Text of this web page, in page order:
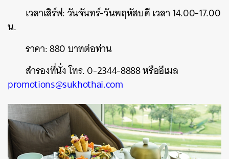
เวลาเสิร์ฟ: วันจันทร์-วันพฤหัสบดี เวลา 14.00-17.00
น.
ราคา: 880 บาทต่อท่าน
สำรองที่นั่ง โทร. 0-2344-8888 หรืออีเมล
promotions@sukhothai.com